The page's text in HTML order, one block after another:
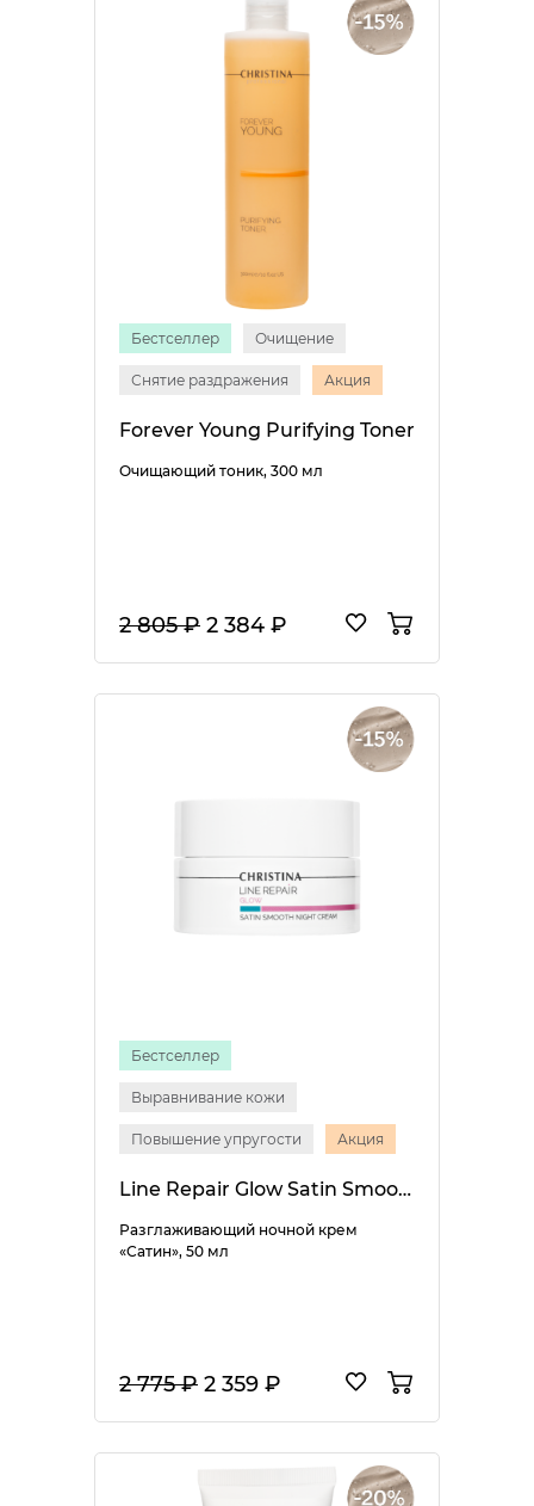
Бестселлер Очищение
Снятие раздражения Акция
Forever Young Purifying Toner
Очищающий тоник, 300 мл
2 805 ₽ 2 384 ₽
Бестселлер
Выравнивание кожи
Повышение упругости Акция
Line Repair Glow Satin Smooth Night Cream
Разглаживающий ночной крем
«Сатин», 50 мл
2 775 ₽ 2 359 ₽